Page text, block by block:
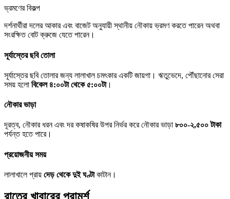
ভ্রমণের বিকল্প
দর্শনার্থীরা দলের আকার এবং বাজেট অনুযায়ী স্থানীয় নৌকায় ভ্রমণ করতে পারেন অথবা
সংরক্ষিত বোট ক্রুজে যেতে পারেন।
সূর্যাস্তের ছবি তোলা
সূর্যাস্তের ছবি তোলার জন্য লালাখাল চমৎকার একটি জায়গা। ঋতুভেদে, পৌঁছানোর সেরা
সময় হলো বিকেল ৪:০০টা থেকে ৫:০০টা।
নৌকার ভাড়া
দূরত্ব, নৌকার ধরন এবং দর কষাকষির উপর নির্ভর করে নৌকার ভাড়া ৮০০-২,৫০০ টাকা
পর্যন্ত হতে পারে।
প্রয়োজনীয় সময়
লালাখালে প্রায় দেড় থেকে দুই ঘণ্টাকাটান।